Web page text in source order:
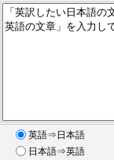
英語⇒日本語
日本語⇒英語